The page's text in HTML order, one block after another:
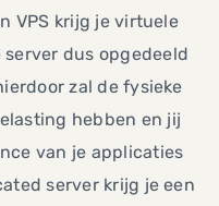
VPS krijg je virtuele
dus opgedeeld
zal de fysieke
hebben en jij
van je applicaties
server krijg je een